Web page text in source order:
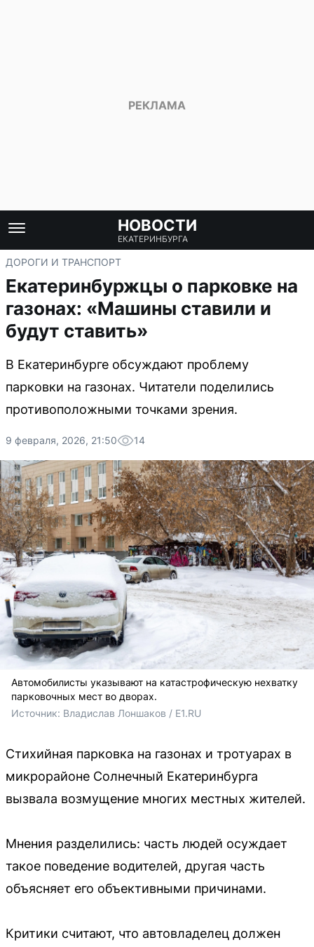
НОВОСТИ
ЕКАТЕРИНБУРГА
ДОРОГИ И ТРАНСПОРТ
Екатеринбуржцы о парковке на
газонах: «Машины ставили и
будут ставить»
В Екатеринбурге обсуждают проблему
парковки на газонах. Читатели поделились
противоположными точками зрения.
9 февраля, 2026, 21:50 14
Автомобилисты указывают на катастрофическую нехватку
парковочных мест во дворах.
Источник: Владислав Лоншаков / E1.RU
Стихийная парковка на газонах и тротуарах в
микрорайоне Солнечный Екатеринбурга
вызвала возмущение многих местных жителей.
Мнения разделились: часть людей осуждает
такое поведение водителей, другая часть
объясняет его объективными причинами.
Критики считают, что автовладелец должен